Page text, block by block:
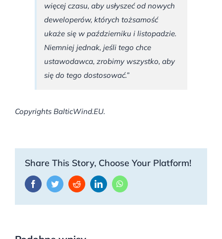
więcej czasu, aby usłyszeć od nowych
deweloperów, których tożsamość
ukaże się w październiku i listopadzie.
Niemniej jednak, jeśli tego chce
ustawodawca, zrobimy wszystko, aby
się do tego dostosować.”
Copyrights BalticWind.EU.
Share This Story, Choose Your Platform!
FacebookTwitterRedditLinkedInWhatsApp